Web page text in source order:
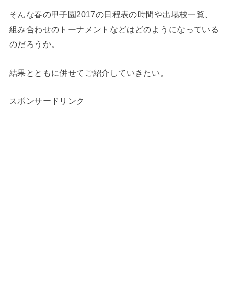
そんな春の甲子園2017の日程表の時間や出場校一覧、
組み合わせのトーナメントなどはどのようになっている
のだろうか。
結果とともに併せてご紹介していきたい。
スポンサードリンク